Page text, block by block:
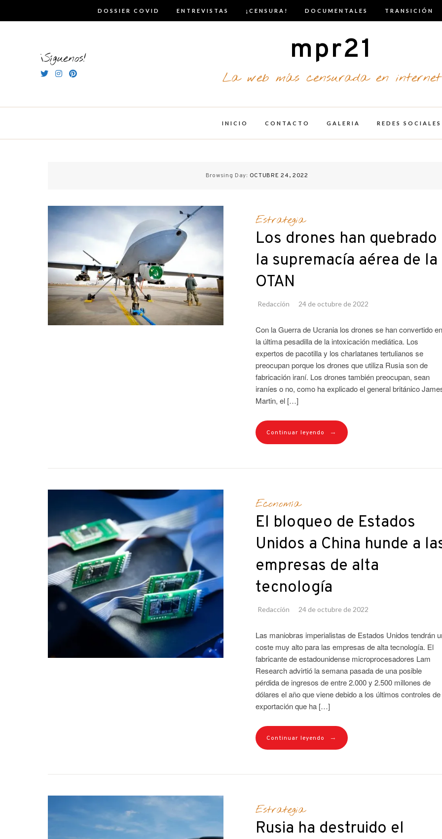
DOSSIER COVID ENTREVISTAS ¡CENSURA! DOCUMENTALES TRANSICIÓN
¡Síguenos! mpr21
La web más censurada en internet
INICIO CONTACTO GALERIA REDES SOCIALES
Browsing Day: OCTUBRE 24, 2022
Estrategia
Los drones han quebrado
la supremacía aérea de la
OTAN
Redacción 24 de octubre de 2022
Con la Guerra de Ucrania los drones se han convertido en
la última pesadilla de la intoxicación mediática. Los
expertos de pacotilla y los charlatanes tertulianos se
preocupan porque los drones que utiliza Rusia son de
fabricación iraní. Los drones también preocupan, sean
iraníes o no, como ha explicado el general británico
Martin, el […]
Continuar leyendo →
Economía
El bloqueo de Estados
Unidos a China hunde a
empresas de alta
tecnología
Redacción 24 de octubre de 2022
Las maniobras imperialistas de Estados Unidos tendrán
coste muy alto para las empresas de alta tecnología. El
fabricante de estadounidense microprocesadores Lam
Research advirtió la semana pasada de una posible
pérdida de ingresos de entre 2.000 y 2.500 millones de
dólares el año que viene debido a los últimos controles de
exportación que ha […]
Continuar leyendo →
Estrategia
Rusia ha destruido el